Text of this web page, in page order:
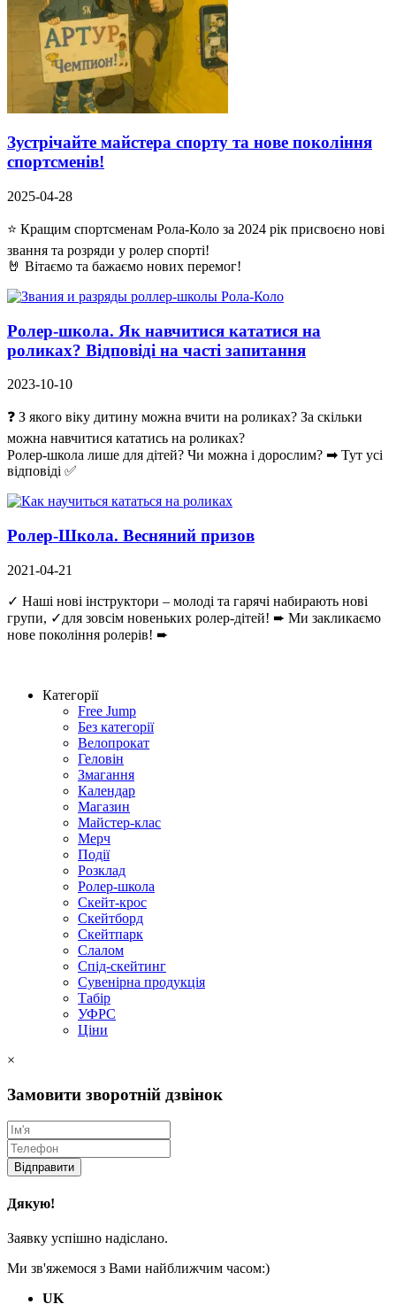
Зустрічайте майстера спорту та нове покоління
спортсменів!
2025-04-28
⭐ Кращим спортсменам Рола-Коло за 2024 рік присвоєно нові
звання та розряди у ролер спорті!
🤘 Вітаємо та бажаємо нових перемог!
Ролер-школа. Як навчитися кататися на
роликах? Відповіді на часті запитання
2023-10-10
❓ З якого віку дитину можна вчити на роликах? За скільки
можна навчитися кататись на роликах?
Ролер-школа лише для дітей? Чи можна і дорослим? ➡ Тут усі
відповіді ✅
Ролер-Школа. Весняний призов
2021-04-21
✓ Наші нові інструктори – молоді та гарячі набирають нові
групи, ✓для зовсім новеньких ролер-дітей! ➨ Ми закликаємо
нове покоління ролерів! ➨
Категорії
Free Jump
Без категорії
Велопрокат
Геловін
Змагання
Календар
Магазин
Майстер-клас
Мерч
Події
Розклад
Ролер-школа
Скейт-крос
Скейтборд
Скейтпарк
Слалом
Спід-скейтинг
Сувенірна продукція
Табір
УФРС
Ціни
×
Замовити зворотній дзвінок
Відправити
Дякую!
Заявку успішно надіслано.
Ми зв'яжемося з Вами найближчим часом:)
UK